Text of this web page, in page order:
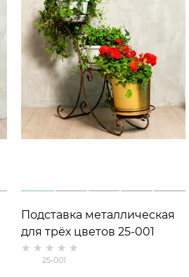
Подставка металлическая
для трёх цветов 25-001
25-001